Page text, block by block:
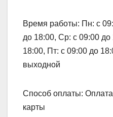
Время работы: Пн: с
до 18:00, Ср: с 09:00 до
18:00, Пт: с 09:00 до
выходной
Способ оплаты:
карты